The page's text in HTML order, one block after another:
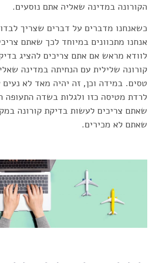
הקורונה במדינה שאליה אתם נוסעים.
כשאנחנו מדברים על דברים שצריך
אנחנו מתכוונים במיוחד לכך שאתם
לוודא מראש אם אתם צריכים להציג
קורונה שלילית עם הנחיתה במדינה
טסים. במידה וכן, זה יהיה מאד לא נעים
לרדת מטיסה כזו ולגלות בשדה התעופה
שאתם צריכים לעשות בדיקת קורונה
שאתם לא מכירים.